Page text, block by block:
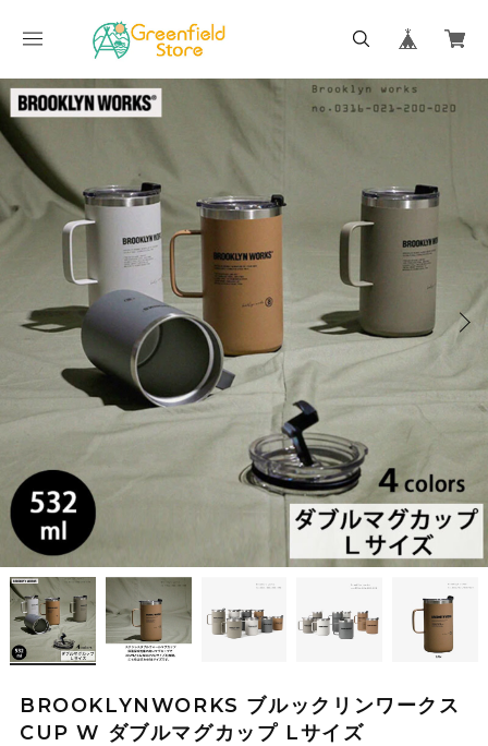
BROOKLYNWORKS ブルックリンワークス
CUP W ダブルマグカップ Lサイズ